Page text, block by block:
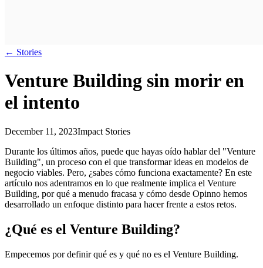
← Stories
Venture Building sin morir en
el intento
December 11, 2023Impact Stories
Durante los últimos años, puede que hayas oído hablar del "Venture
Building", un proceso con el que transformar ideas en modelos de
negocio viables. Pero, ¿sabes cómo funciona exactamente? En este
artículo nos adentramos en lo que realmente implica el Venture
Building, por qué a menudo fracasa y cómo desde Opinno hemos
desarrollado un enfoque distinto para hacer frente a estos retos.
¿Qué es el Venture Building?
Empecemos por definir qué es y qué no es el Venture Building.